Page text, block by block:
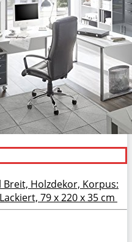
Breit, Holzdekor, Korpus:
79 x 220 x 35 cm